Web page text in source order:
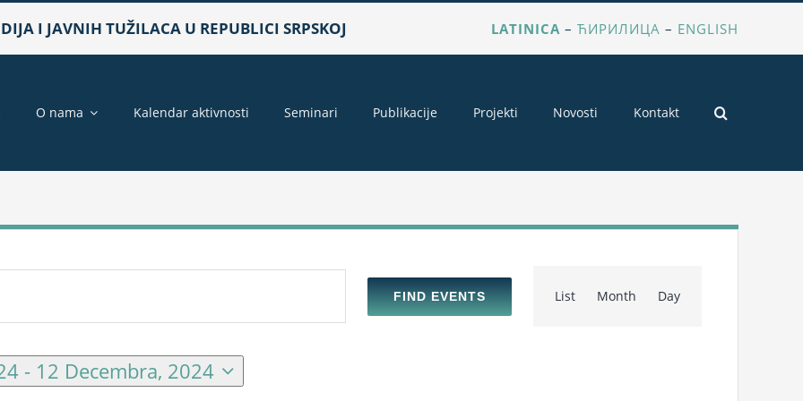
I JAVNIH TUŽILACA U REPUBLICI SRPSKOJ LATINICA –ЋИРИЛИЦА – ENGLISH
O nama Kalendar aktivnosti Seminari Publikacije Projekti Novosti Kontakt
FIND EVENTS
Views
List Month Day
- 12 Decembra, 2024